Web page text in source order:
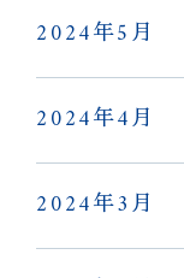
2024年5月
2024年4月
2024年3月